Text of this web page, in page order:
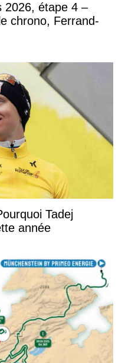
2026, étape 4 –
chrono, Ferrand-
Tadej
année